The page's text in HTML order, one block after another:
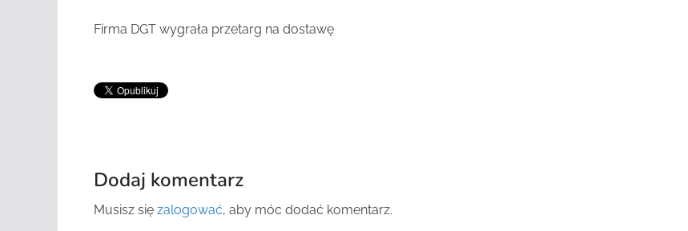
Firma DGT wygrała przetarg na dostawę
Dodaj komentarz
Musisz się zalogować, aby móc dodać komentarz.